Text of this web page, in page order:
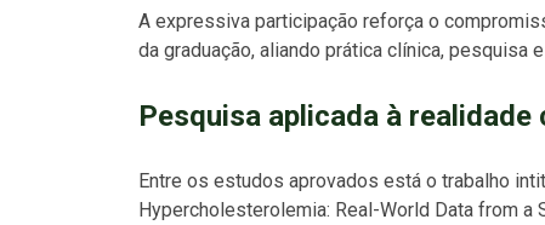
A expressiva participação reforça o
da graduação, aliando prática clínica, pesquisa
Pesquisa aplicada à realidade
Entre os estudos aprovados está o trabalho
Hypercholesterolemia: Real-World Data from a